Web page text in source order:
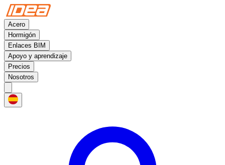
Acero
Hormigón
Enlaces BIM
Apoyo y aprendizaje
Precios
Nosotros